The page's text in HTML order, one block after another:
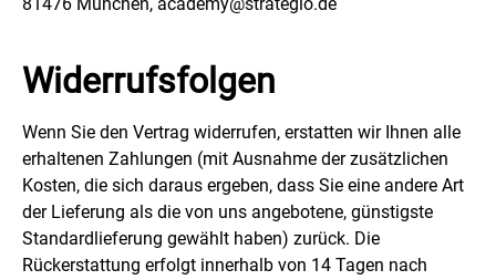
Widerrufsfolgen
Wenn Sie den Vertrag widerrufen, erstatten wir Ihnen alle
erhaltenen Zahlungen (mit Ausnahme der zusätzlichen
Kosten, die sich daraus ergeben, dass Sie eine andere Art
der Lieferung als die von uns angebotene, günstigste
Standardlieferung gewählt haben) zurück. Die
Rückerstattung erfolgt innerhalb von 14 Tagen nach